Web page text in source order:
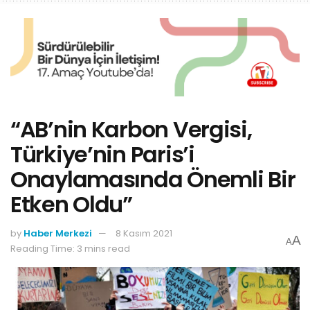
“AB’nin Karbon Vergisi,
Türkiye’nin Paris’i
Onaylamasında Önemli Bir
Etken Oldu”
by Haber Merkezi
8 Kasım 2021
Reading Time: 3 mins read
AA